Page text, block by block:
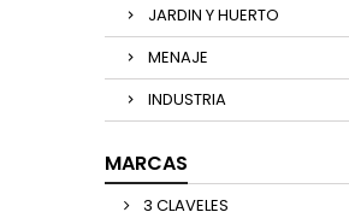
JARDIN Y HUERTO
MENAJE
INDUSTRIA
MARCAS
3 CLAVELES